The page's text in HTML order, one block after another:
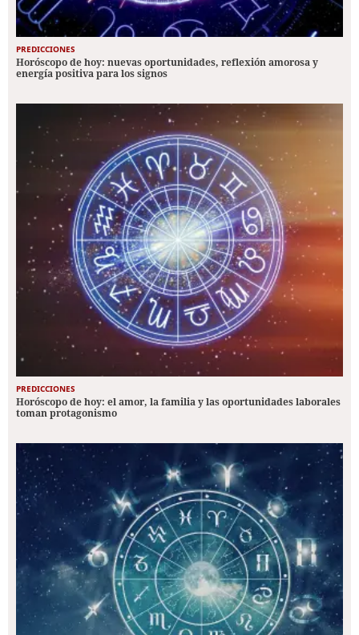
PREDICCIONES
Horóscopo de hoy: nuevas oportunidades, reflexión amorosa y
energía positiva para los signos
PREDICCIONES
Horóscopo de hoy: el amor, la familia y las oportunidades laborales
toman protagonismo